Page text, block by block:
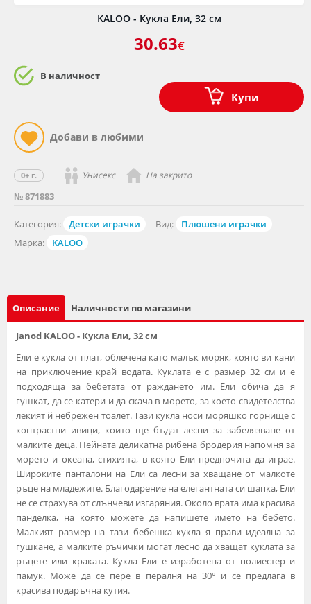
KALOO - Кукла Ели, 32 см
№ 871883
Категория: Детски играчки Вид:
Плюшени играчки
Марка:
KALOO
0+ г. Унисекс На закрито
30.63€
В наличност
Купи
Описание Наличности по магазини
Janod KALOO - Кукла Ели, 32 см
Ели е кукла от плат, облечена като малък моряк, която ви кани
на приключение край водата. Куклата е с размер 32 см и е
подходяща за бебетата от раждането им. Ели обича да я
гушкат, да се катери и да скача в морето, за което свидетелства
лекият й небрежен тоалет. Тази кукла носи моряшко горнище с
контрастни ивици, които ще бъдат лесни за забелязване от
малките деца. Нейната деликатна рибена бродерия напомня за
морето и океана, стихията, в която Ели предпочита да играе.
Широките панталони на Ели са лесни за хващане от малкоте
ръце на младежите. Благодарение на елегантната си шапка, Ели
не се страхува от слънчеви изгаряния. Около врата има красива
панделка, на която можете да напишете името на бебето.
Малкият размер на тази бебешка кукла я прави идеална за
гушкане, а малките ръчички могат лесно да хващат куклата за
ръцете или краката. Кукла Ели е изработена от полиестер и
памук. Може да се пере в пералня на 30° и се предлага в
красива подаръчна кутия.